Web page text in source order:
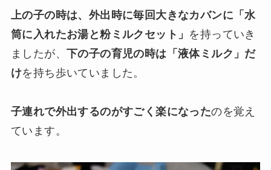
上の子の時は、外出時に毎回大きなカバンに「水
筒に入れたお湯と粉ミルクセット」 を持っていき
ましたが、 下の子の育児の時は「液体ミルク」だ
けを持ち歩いていました。
子連れで外出するのがすごく楽になったのを覚え
ています。